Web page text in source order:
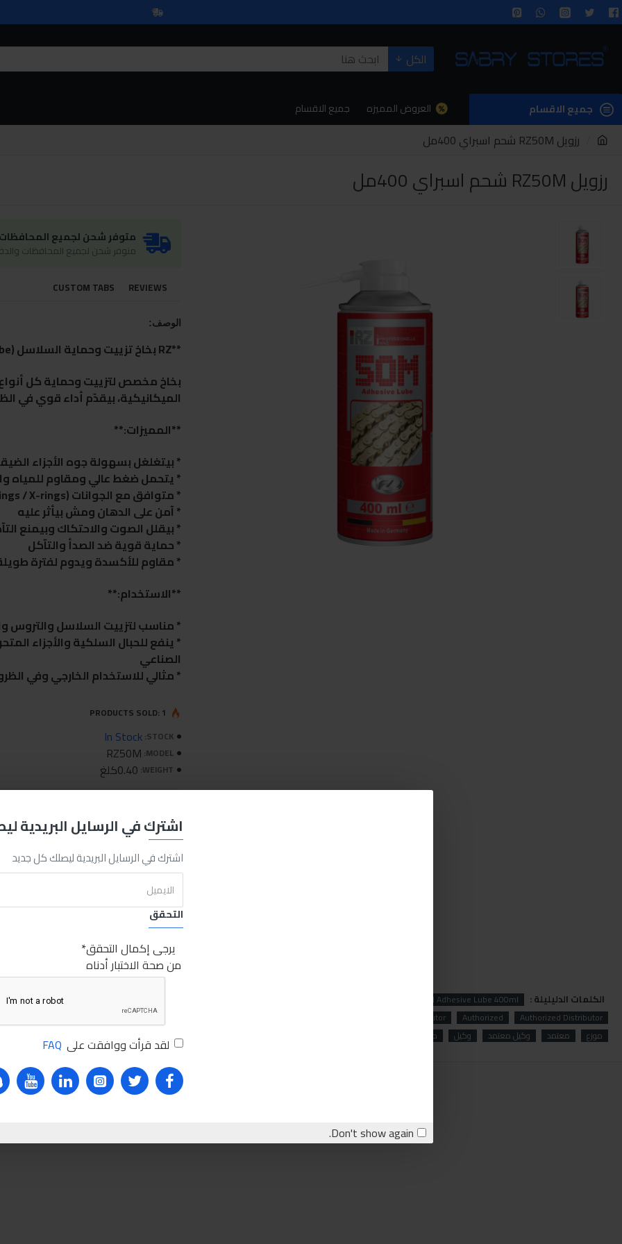
اشترك في الرسايل البريدية
اشترك في الرسايل البريدية ليصلك كل جديد
التحقق
يرجى إكمال التحقق
من صحة الاختبار أدناه
لقد قرأت ووافقت على FAQ
Don't show again.
الكل
جميع الاقسام العروض المميزه جميع الاقسام
رزويل RZ50M شحم اسبراي 400مل
رزويل RZ50M شحم اسبراي 400مل
متوفر شحن لجميع المحافظات
متوفر شحن لجميع المحافظات
REVIEWS
CUSTOM TABS
الوصف:
**RZ بخاخ تزييت وحماية السلاسل (Adhesive Lube)**
بخاخ مخصص لتزييت وحماية كل
الميكانيكية، بيقدّم أداء قوي في
**المميزات:**
* بيتغلغل بسهولة جوه الأجزاء
* يتحمل ضغط عالي ومقاوم للمياه
* متوافق مع الجوانات (O-rings / X-rings) والبلاستيك
* آمن على الدهان ومش بيأثر عليه
* بيقلل الصوت والاحتكاك وبيمنع
* حماية قوية ضد الصدأ والتآكل
* مقاوم للأكسدة ويدوم لفترة
**الاستخدام:**
* مناسب لتزييت السلاسل والتروس
* ينفع للحبال السلكية والأجزاء
الصناعي
* مثالي للاستخدام الخارجي وفي
STOCK:
In Stock
MODEL:
RZ50M
WEIGHT: 0.40كلغ
PRODUCTS SOLD: 1
650.00LE
الكلمات الدليليلة : Rzoil RZ50M Adhesive Lube 400ml
Authorized Agent
Authorized Distributor
Authorized
Distributor رزويل RZ50M
موزع
معتمد وكيل معتمد وكيل معتمد